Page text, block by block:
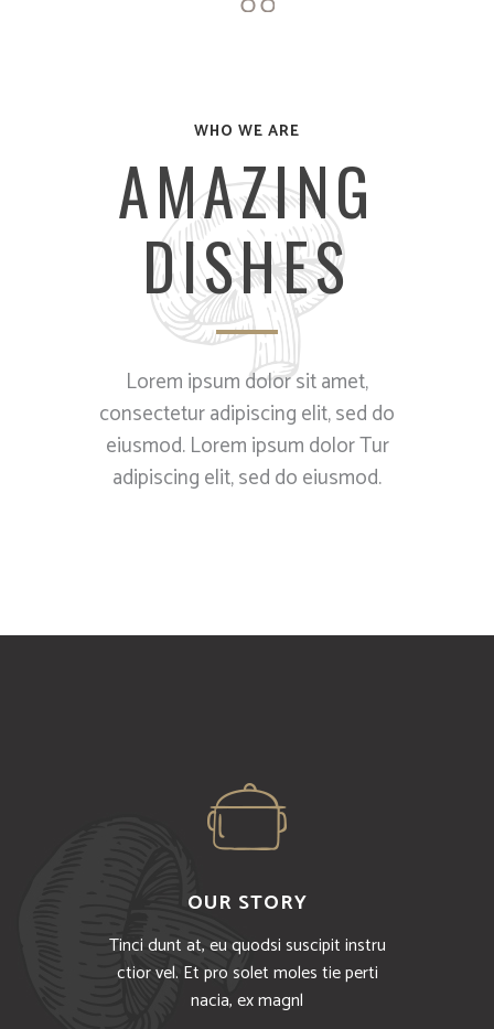
WHO WE ARE
AMAZING
DISHES
Lorem ipsum dolor sit amet,
consectetur adipiscing elit, sed do
eiusmod. Lorem ipsum dolor Tur
adipiscing elit, sed do eiusmod.
OUR STORY
Tinci dunt at, eu quodsi suscipit instru
ctior vel. Et pro solet moles tie perti
nacia, ex magnl